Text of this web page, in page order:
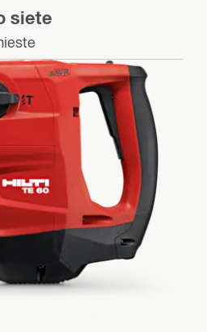
siete